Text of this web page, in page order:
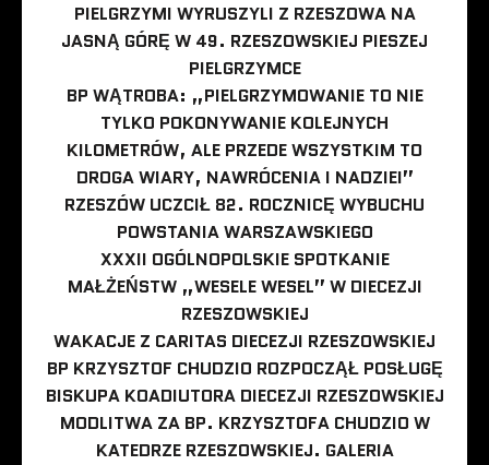
PIELGRZYMI WYRUSZYLI Z RZESZOWA NA
JASNĄ GÓRĘ W 49. RZESZOWSKIEJ PIESZEJ
PIELGRZYMCE
BP WĄTROBA: „PIELGRZYMOWANIE TO NIE
TYLKO POKONYWANIE KOLEJNYCH
KILOMETRÓW, ALE PRZEDE WSZYSTKIM TO
DROGA WIARY, NAWRÓCENIA I NADZIEI”
RZESZÓW UCZCIŁ 82. ROCZNICĘ WYBUCHU
POWSTANIA WARSZAWSKIEGO
XXXII OGÓLNOPOLSKIE SPOTKANIE
MAŁŻEŃSTW „WESELE WESEL” W DIECEZJI
RZESZOWSKIEJ
WAKACJE Z CARITAS DIECEZJI RZESZOWSKIEJ
BP KRZYSZTOF CHUDZIO ROZPOCZĄŁ POSŁUGĘ
BISKUPA KOADIUTORA DIECEZJI RZESZOWSKIEJ
MODLITWA ZA BP. KRZYSZTOFA CHUDZIO W
KATEDRZE RZESZOWSKIEJ. GALERIA